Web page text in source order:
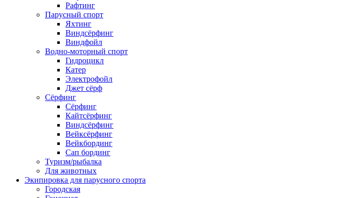
Рафтинг
Парусный спорт
Яхтинг
Виндсёрфинг
Виндфойл
Водно-моторный спорт
Гидроцикл
Катер
Электрофойл
Джет сёрф
Сёрфинг
Сёрфинг
Кайтсёрфинг
Виндсёрфинг
Вейксёрфинг
Вейкбординг
Сап бординг
Туризм/рыбалка
Для животных
Экипировка для парусного спорта
Городская